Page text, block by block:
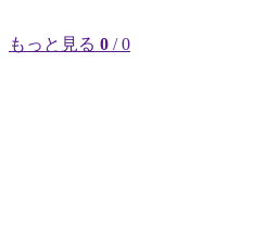
もっと見る 0 / 0